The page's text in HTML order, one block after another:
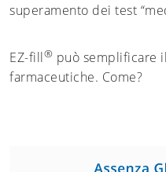
superamento dei test
EZ-fill® può semplificare
farmaceutiche. Come?